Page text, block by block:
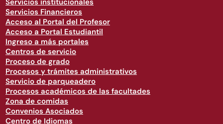
Servicios institucionales
Servicios Financieros
Acceso al Portal del Profesor
Acceso a Portal Estudiantil
Ingreso a más portales
Centros de servicio
Proceso de grado
Procesos y trámites administrativos
Servicio de parqueadero
Procesos académicos de las facultades
Zona de comidas
Convenios Asociados
Centro de Idiomas